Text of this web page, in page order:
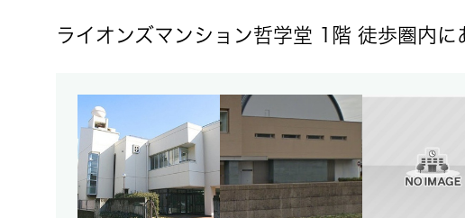
ライオンズマンション哲学堂 1階 徒歩圏内に